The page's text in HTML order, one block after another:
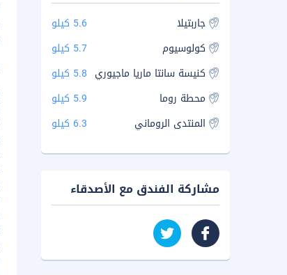
جاربتيلا
5.6 كيلو
كولوسيوم
5.7 كيلو
كنيسة سانتا ماريا ماجيوري 5.8 كيلو
محطة روما
5.9 كيلو
المنتدى الروماني
6.3 كيلو
مشاركة الفندق مع الأصدقاء